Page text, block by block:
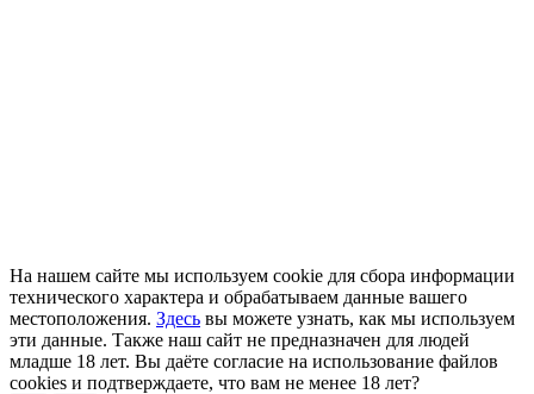
На нашем сайте мы используем cookie для сбора информации
технического характера и обрабатываем данные вашего
местоположения. Здесь вы можете узнать, как мы используем
эти данные. Также наш сайт не предназначен для людей
младше 18 лет. Вы даёте согласие на использование файлов
cookies и подтверждаете, что вам не менее 18 лет?